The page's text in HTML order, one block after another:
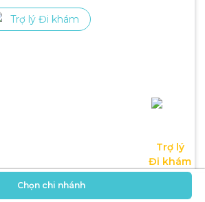
Trợ lý Đi khám
Trợ lý
Đi khám
Chọn chi nhánh